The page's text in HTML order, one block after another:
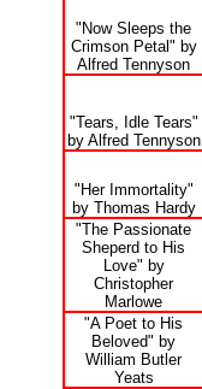
"Now Sleeps the
Crimson Petal" by
Alfred Tennyson
"Tears, Idle Tears"
by Alfred Tennyson
"Her Immortality"
by Thomas Hardy
"The Passionate
Sheperd to His
Love" by
Christopher
Marlowe
"A Poet to His
Beloved" by
William Butler
Yeats